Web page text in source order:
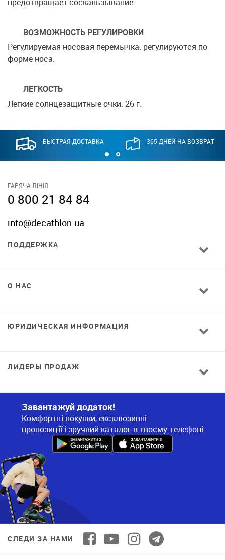
ВОЗМОЖНОСТЬ РЕГУЛИРОВКИ
Регулируемая носовая перемычка: регулируются по
форме носа.
ЛЕГКОСТЬ
Легкие солнцезащитные очки: 26 г.
БЫСТРАЯ ДОСТАВКА 365 ДНЕЙ НА ВОЗВРАТ
ГАРЯЧА ЛІНІЯ
0 800 21 84 84
info@decathlon.ua
ПОДДЕРЖКА
О НАС
ЮРИДИЧЕСКАЯ ИНФОРМАЦИЯ
ЛИДЕРЫ ПРОДАЖ
Завантажуй додаток!
Комфортні покупки, ексклюзивні
пропозиції і зручний каталог в твоєму телефоні
СЛЕДИ ЗА НАМИ